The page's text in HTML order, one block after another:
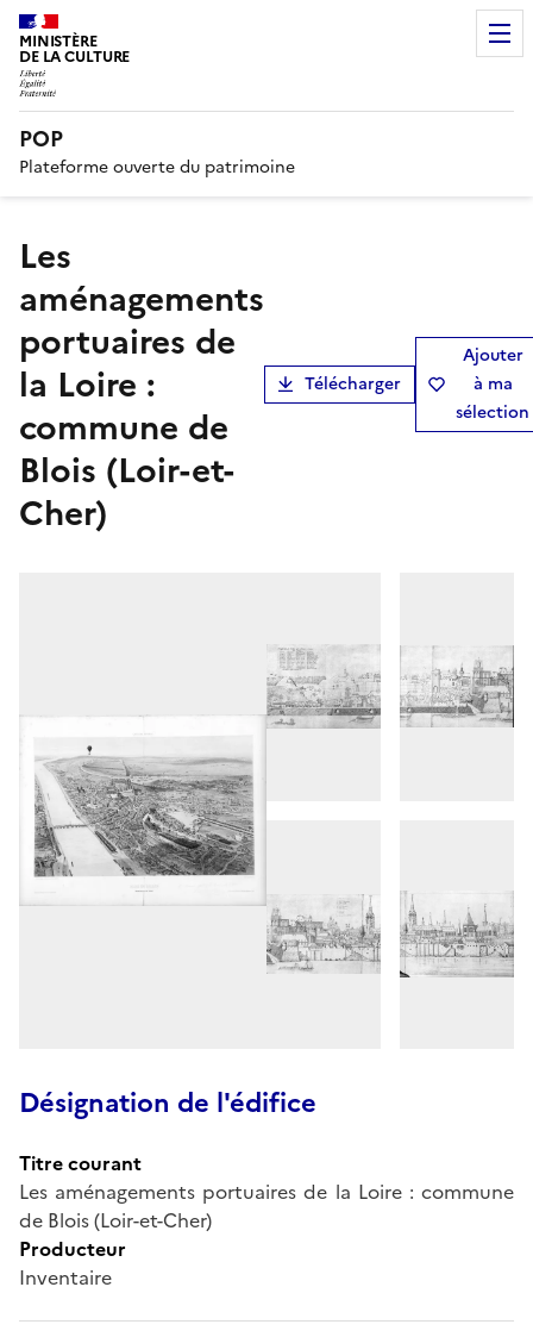
MINISTÈRE
DE LA CULTURE
POP
Plateforme ouverte du patrimoine
Les
aménagements
portuaires de
la Loire :
commune de
Blois (Loir-et-
Cher)
Télécharger
Ajouter
à ma
sélection
Désignation de l'édifice
Titre courant
Les aménagements portuaires de la Loire : commune
de Blois (Loir-et-Cher)
Producteur
Inventaire